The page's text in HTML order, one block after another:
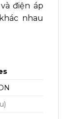
điện áp
nhau